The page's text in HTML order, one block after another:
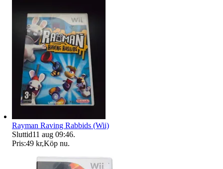
Rayman Raving Rabbids (Wii)
Sluttid11 aug 09:46.
Pris:49 kr,Köp nu.